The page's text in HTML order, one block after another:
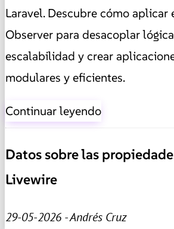
Laravel. Descubre cómo aplicar
Observer para desacoplar
escalabilidad y crear
modulares y eficientes.
Continuar leyendo
Datos sobre las
Livewire
29-05-2026 - Andrés Cruz